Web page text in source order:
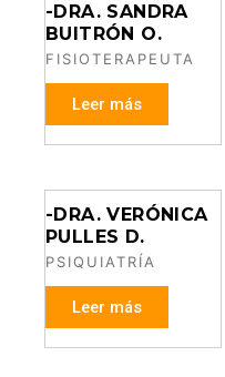
-DRA. SANDRA
BUITRÓN O.
FISIOTERAPEUTA
Leer más
-DRA. VERÓNICA
PULLES D.
PSIQUIATRÍA
Leer más